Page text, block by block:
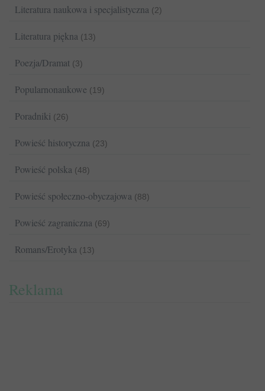
Literatura naukowa i specjalistyczna (2)
Literatura piękna (13)
Poezja/Dramat (3)
Popularnonaukowe (19)
Poradniki (26)
Powieść historyczna (23)
Powieść polska (48)
Powieść społeczno-obyczajowa (88)
Powieść zagraniczna (69)
Romans/Erotyka (13)
Reklama